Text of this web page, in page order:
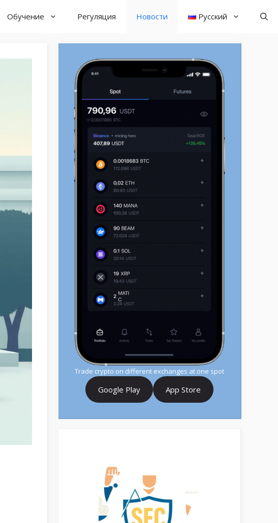
Обучение Регуляция Новости Русский
Trade crypto on different exchanges at one spot
Google Play App Store